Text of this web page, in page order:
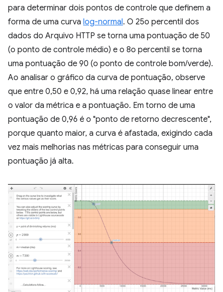
para determinar dois pontos de controle que definem a
forma de uma curva log-normal. O 25o percentil dos
dados do Arquivo HTTP se torna uma pontuação de 50
(o ponto de controle médio) e o 8o percentil se torna
uma pontuação de 90 (o ponto de controle bom/verde).
Ao analisar o gráfico da curva de pontuação, observe
que entre 0,50 e 0,92, há uma relação quase linear entre
o valor da métrica e a pontuação. Em torno de uma
pontuação de 0,96 é o "ponto de retorno decrescente",
porque quanto maior, a curva é afastada, exigindo cada
vez mais melhorias nas métricas para conseguir uma
pontuação já alta.